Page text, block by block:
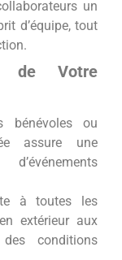
un
d’équipe, tout
de Votre
ou
assure une
à toutes les
extérieur aux
conditions